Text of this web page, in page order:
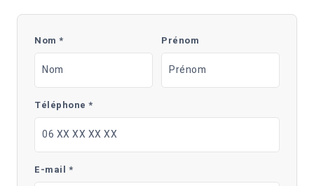
Nom * Prénom
Téléphone *
E-mail *